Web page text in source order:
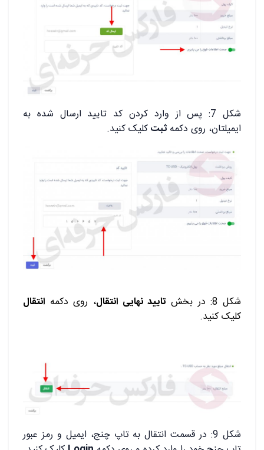
شکل 7: پس از وارد کردن کد تایید ارسال شده به
ایمیلتان، روی دکمه ثبتکلیک کنید.
شکل 8: در بخش تایید نهایی انتقال، روی دکمه انتقال
کلیک کنید.
شکل 9: در قسمت انتقال به تاپ چنج، ایمیل و رمز عبور